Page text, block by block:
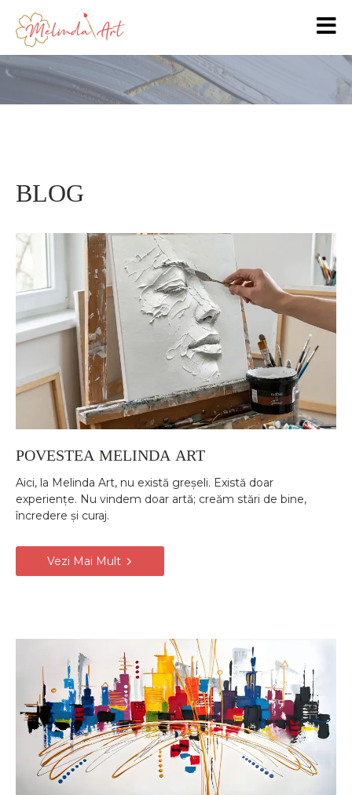
BLOG
BLOG
POVESTEA MELINDA ART
Aici, la Melinda Art, nu există greșeli. Există doar
experiențe. Nu vindem doar artă; creăm stări de bine,
încredere și curaj.
Vezi Mai Mult